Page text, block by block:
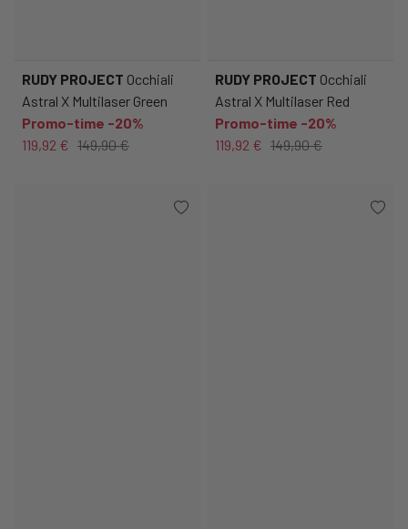
RUDY PROJECT Occhiali
Astral X Multilaser Green
Promo-time -20%
119,92 € 149,90 €
RUDY PROJECT Occhiali
Astral X Multilaser Red
Promo-time -20%
119,92 € 149,90 €